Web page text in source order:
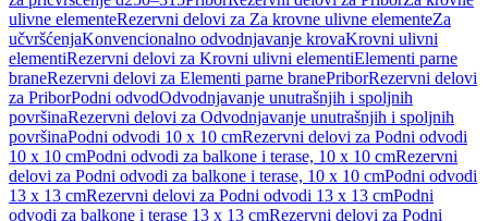
ulivne elementeRezervni delovi za Za krovne ulivne elementeZa
učvršćenjaKonvencionalno odvodnjavanje krovaKrovni ulivni
elementiRezervni delovi za Krovni ulivni elementiElementi parne
braneRezervni delovi za Elementi parne branePriborRezervni delovi
za PriborPodni odvodOdvodnjavanje unutrašnjih i spoljnih
površinaRezervni delovi za Odvodnjavanje unutrašnjih i spoljnih
površinaPodni odvodi 10 x 10 cmRezervni delovi za Podni odvodi
10 x 10 cmPodni odvodi za balkone i terase, 10 x 10 cmRezervni
delovi za Podni odvodi za balkone i terase, 10 x 10 cmPodni odvodi
13 x 13 cmRezervni delovi za Podni odvodi 13 x 13 cmPodni
odvodi za balkone i terase 13 x 13 cmRezervni delovi za Podni